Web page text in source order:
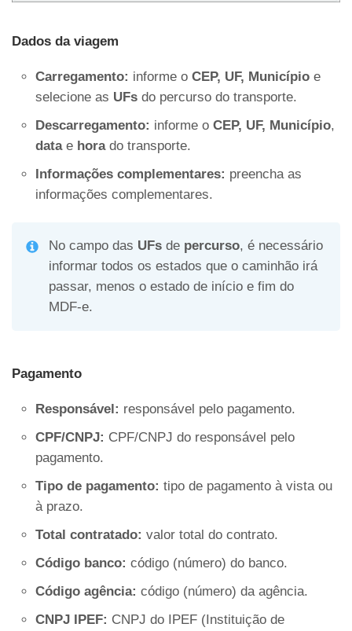
Dados da viagem
Carregamento: informe o CEP, UF, Município e
selecione as UFs do percurso do transporte.
Descarregamento: informe o CEP, UF, Município,
datae horado transporte.
Informações complementares: preencha as
informações complementares.
No campo das UFsde percurso, é necessário
informar todos os estados que o caminhão irá
passar, menos o estado de início e fim do
MDF-e.
Pagamento
Responsável: responsável pelo pagamento.
CPF/CNPJ: CPF/CNPJ do responsável pelo
pagamento.
Tipo de pagamento: tipo de pagamento à vista ou
à prazo.
Total contratado: valor total do contrato.
Código banco: código (número) do banco.
Código agência: código (número) da agência.
CNPJ IPEF: CNPJ do IPEF (Instituição de